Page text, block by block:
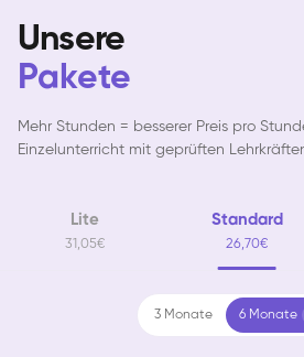
Unsere
Pakete
Mehr Stunden = besserer Preis pro
Einzelunterricht mit geprüften
Lite
31,05€
Standard
26,70€
3 Monate 6 Monate